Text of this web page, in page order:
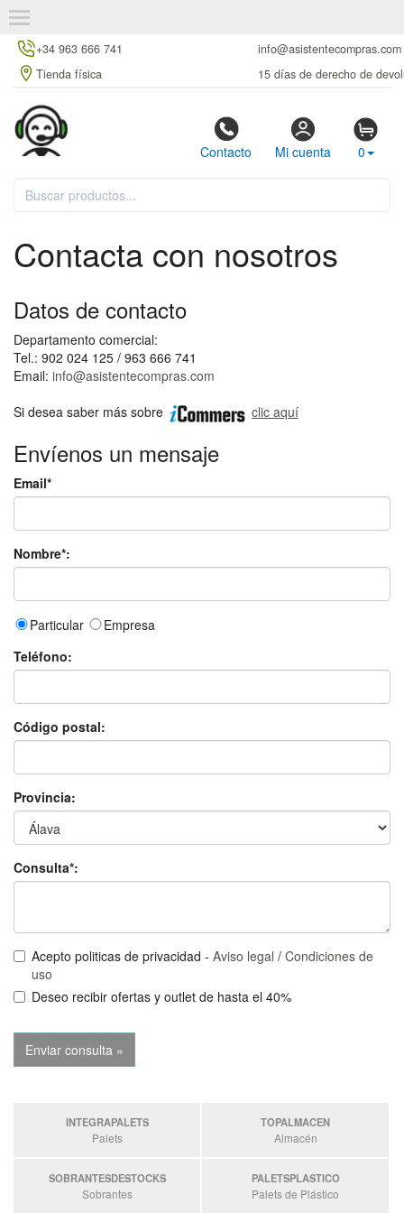
+34 963 666 741
info@asistentecompras.com
Tienda física
15 días de derecho de
Contacto Mi cuenta 0
Contacta con nosotros
Datos de contacto
Departamento comercial:
Tel.: 902 024 125 / 963 666 741
Email: info@asistentecompras.com
Si desea saber más sobre
clic aquí
Envíenos un mensaje
Email*
Nombre*:
Particular
Empresa
Teléfono:
Código postal:
Provincia:
Consulta*:
Acepto politicas de privacidad - Aviso legal / Condiciones de
uso
Deseo recibir ofertas y outlet de hasta el 40%
INTEGRAPALETS
Palets
TOPALMACEN
Almacén
SOBRANTESDESTOCKS
Sobrantes
PALETSPLASTICO
Palets de Plástico